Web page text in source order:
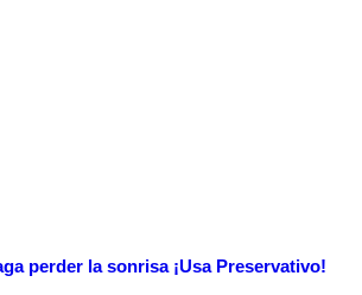
perder la sonrisa ¡Usa Preservativo!